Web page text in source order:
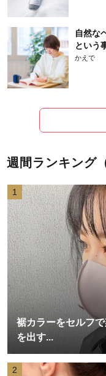
自然な
という
かえで
週間ランキング
1
裾カラーをセルフ
を出す...
2